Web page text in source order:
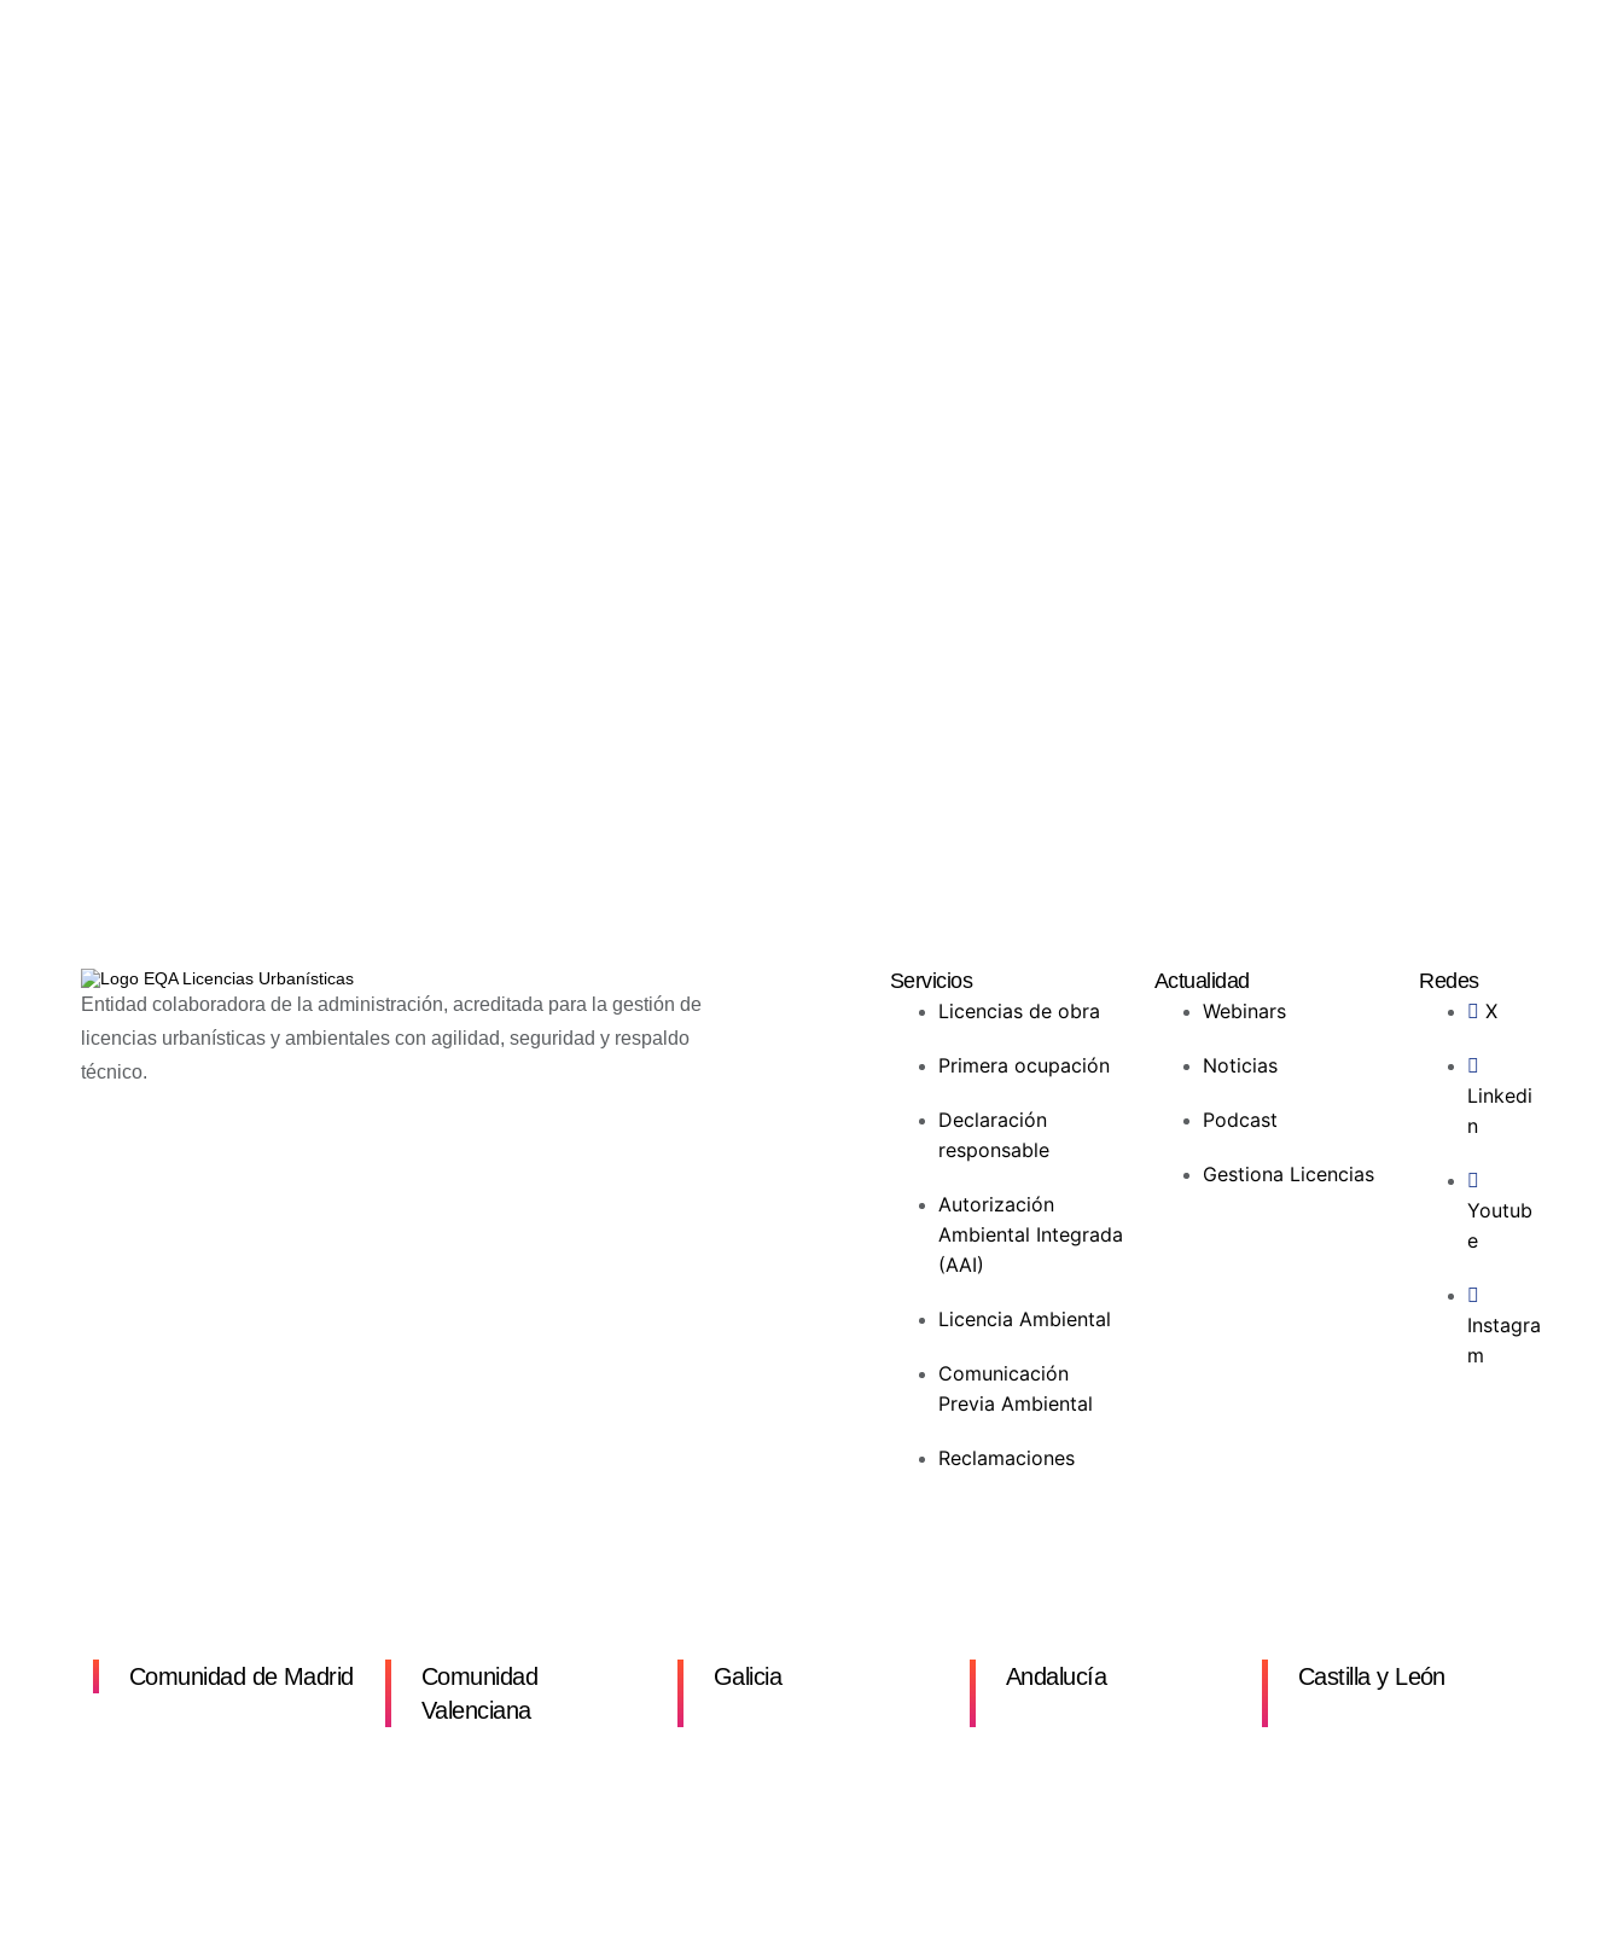
Entidad colaboradora de la administración, acreditada para la gestión de
licencias urbanísticas y ambientales con agilidad, seguridad y respaldo
técnico.
Servicios
Licencias de obra
Primera ocupación
Declaración
responsable
Autorización
Ambiental Integrada
(AAI)
Licencia Ambiental
Comunicación
Previa Ambiental
Reclamaciones
Actualidad
Webinars
Noticias
Podcast
Gestiona Licencias
Redes
X
Linkedi
n
Youtub
e
Instagra
m
Comunidad de Madrid
Comunidad
Valenciana
Galicia Andalucía Castilla y León